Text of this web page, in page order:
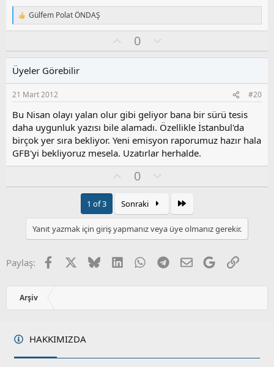
T
e
i
l
e
r
:
Gülfem Polat ÖNDAŞ
y
0
l
s
u
z
o
y
l
a
Üyeler Görebilir
21 Mart 2012 #20
Bu Nisan olayı yalan olur gibi geliyor bana bir sürü tesis
daha uygunluk yazısı bile alamadı. Özellikle İstanbul'da
birçok yer sıra bekliyor. Yeni emisyon raporumuz hazır hala
GFB'yi bekliyoruz mesela. Uzatırlar herhalde.
y
l
a
0
l
m
s
u
o
y
l
1 of 3 Sonraki
Yanıt yazmak için giriş yapmanız veya üye olmanız gerekir.
Paylaş: Facebook BlueskyLinkedInWhatsApp
Telegram
E-postaGoogleLink
Arşiv
HAKKIMIZDA